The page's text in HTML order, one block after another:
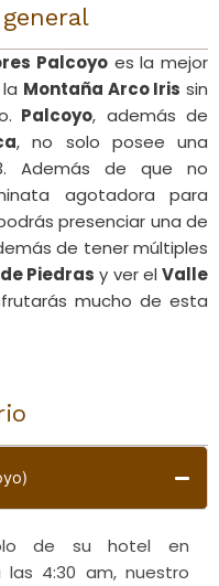
Palcoyoes la mejor
Montaña Arco Iris sin
Palcoyo, además de
, no solo posee una
Además de que no
agotadora para
presenciar una de
de tener múltiples
Piedras y ver elValle
mucho de esta
de su hotel en
4:30 am, nuestro